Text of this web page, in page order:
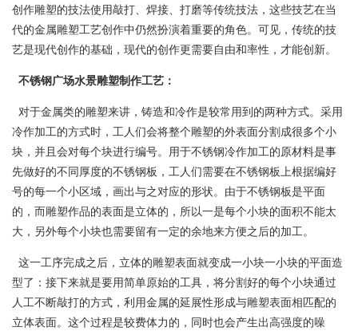
创作雕塑的技法使用敲打、焊接、打磨等传统技法，这些技艺在当
代的金属雕塑工艺创作中仍然扮演着重要的角色。可见，传统的技
艺是现代创作的基础，现代的创作更需要自由和率性，才能创新。
不锈钢广场水景雕塑制作工艺：
对于金属类的雕塑来讲，铸造和冷作是较常用到的两种方式。采用
冷作加工的方式时，工人们会将整个雕塑的外表面分割成很多个小
块，并且会对每个块进行编号。用于不锈钢冷作加工的原材料是事
先做好的不同厚度的不锈钢板，工人们需要在不锈钢板上根据编好
号的每一个小区域，画出与之对应的形状。由于不锈钢板是平面
的，而雕塑作品的表面是立体的，所以一是每个小块的面积不能太
大，另外每个小块也需要留有一定的余地来方便之后的加工。
这一工序完成之后，立体的雕塑表面就变成一小块一小块的平面造
型了：接下来就是要用简单原始的工具，将分割好的每个小块通过
人工不断敲打的方式，利用金属的延展性形成与雕塑表面相匹配的
立体表面。这个过程是较费体力的，同时也会产生出高强度的噪